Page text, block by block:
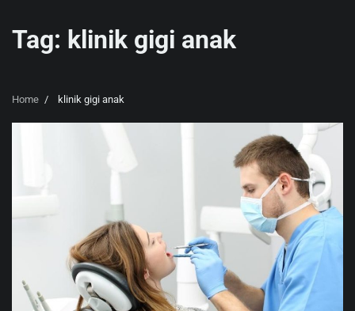
Tag: klinik gigi anak
Home klinik gigi anak